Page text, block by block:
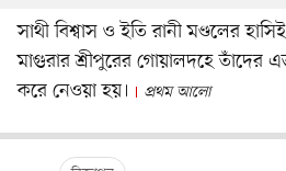
সাথী বিশ্বাস ও ইতি রানী মণ্ডলের
মাগুরার শ্রীপুরের গোয়ালদহে তাঁদের
করে নেওয়া হয়।
প্রথম আলো